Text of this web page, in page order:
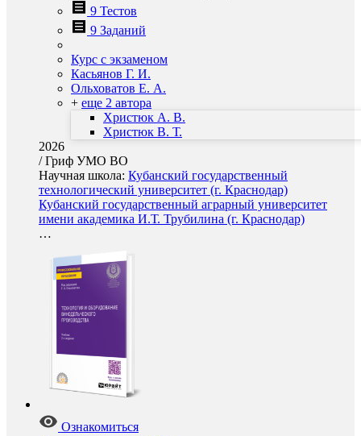
9 Тестов
9 Заданий
Курс с экзаменом
Касьянов Г. И.
Ольховатов Е. А.
+ еще 2 автора
Христюк А. В.
Христюк В. Т.
2026
/Гриф УМО ВО
Научная школа: Кубанский государственный
технологический университет (г. Краснодар)
Кубанский государственный аграрный университет
имени академика И.Т. Трубилина (г. Краснодар)
…
Ознакомиться